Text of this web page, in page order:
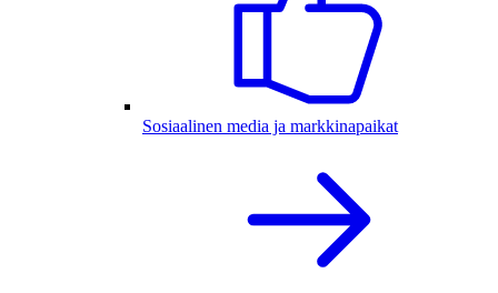
Sosiaalinen media ja markkinapaikat